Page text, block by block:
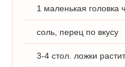
1 маленькая головка
соль, перец по вкусу
3-4 стол. ложки